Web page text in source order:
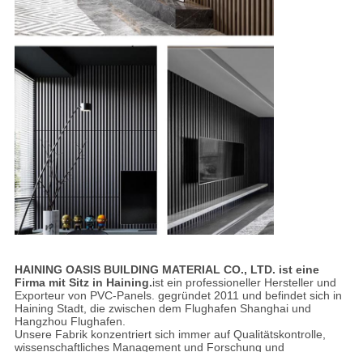
HAINING OASIS BUILDING MATERIAL CO., LTD. ist eine
Firma mit Sitz in Haining.ist ein professioneller Hersteller und
Exporteur von PVC-Panels. gegründet 2011 und befindet sich in
Haining Stadt, die zwischen dem Flughafen Shanghai und
Hangzhou Flughafen.
Unsere Fabrik konzentriert sich immer auf Qualitätskontrolle,
wissenschaftliches Management und Forschung und